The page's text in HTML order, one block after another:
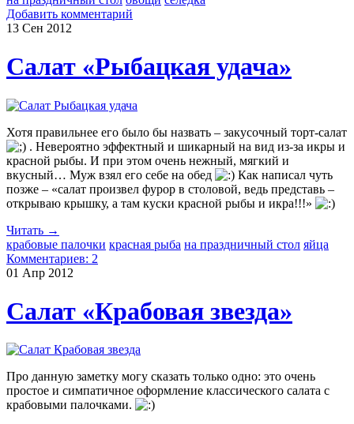
Добавить комментарий
13 Сен 2012
Салат «Рыбацкая удача»
Хотя правильнее его было бы назвать – закусочный торт-салат
. Невероятно эффектный и шикарный на вид из-за икры и
красной рыбы. И при этом очень нежный, мягкий и
вкусный… Муж взял его себе на обед
Как написал чуть
позже – «салат произвел фурор в столовой, ведь представь –
открываю крышку, а там куски красной рыбы и икра!!!»
Читать →
крабовые палочки красная рыба на праздничный стол яйца
Комментариев: 2
01 Апр 2012
Салат «Крабовая звезда»
Про данную заметку могу сказать только одно: это очень
простое и симпатичное оформление классического салата с
крабовыми палочками.